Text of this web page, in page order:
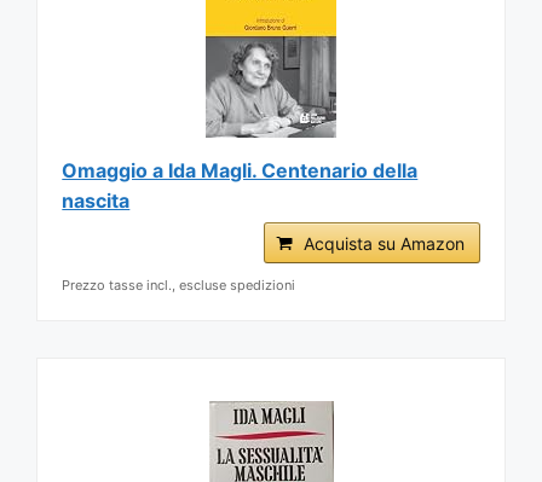
Omaggio a Ida Magli. Centenario della
nascita
Acquista su Amazon
Prezzo tasse incl., escluse spedizioni